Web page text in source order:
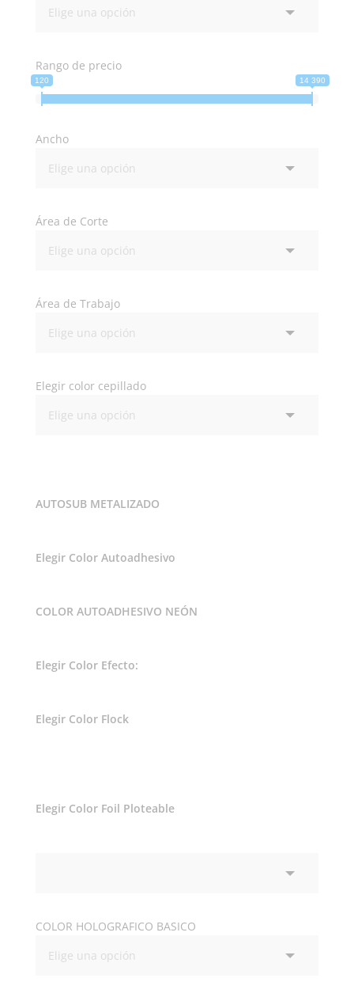
Rango de precio
120 14 390
Ancho
Área de Corte
Área de Trabajo
Elegir color cepillado
AUTOSUB METALIZADO
Elegir Color Autoadhesivo
COLOR AUTOADHESIVO NEÓN
Elegir Color Efecto:
Elegir Color Flock
Elegir Color Foil Ploteable
COLOR HOLOGRAFICO BASICO